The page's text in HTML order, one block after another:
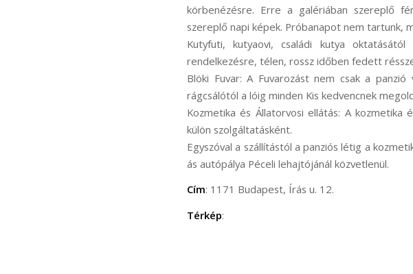
körbenézésre. Erre a galériában szereplő
szereplő napi képek. Próbanapot nem tartunk,
Kutyfuti, kutyaovi, családi kutya
rendelkezésre, télen, rossz időben fedett
Blöki Fuvar: A Fuvarozást nem csak a
rágcsálótól a lóig minden Kis kedvencnek
Kozmetika és Állatorvosi ellátás: A
külön szolgáltatásként.
Egyszóval a szállítástól a panziós létig a
ás autópálya Péceli lehajtójánál közvetlenül.
Cím: 1171 Budapest, Írás u. 12.
Térkép: